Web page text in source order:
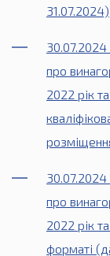
31.07.2024)
30.07.2024
про
2022 рік
30.07.2024
про
2022 рік
форматі